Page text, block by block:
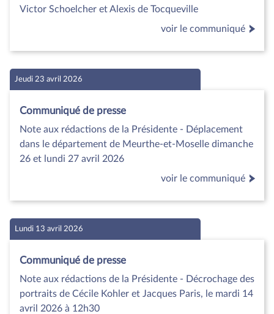
Victor Schoelcher et Alexis de Tocqueville
voir le communiqué
Jeudi 23 avril 2026
Communiqué de presse
Note aux rédactions de la Présidente - Déplacement
dans le département de Meurthe-et-Moselle dimanche
26 et lundi 27 avril 2026
voir le communiqué
Lundi 13 avril 2026
Communiqué de presse
Note aux rédactions de la Présidente - Décrochage des
portraits de Cécile Kohler et Jacques Paris, le mardi 14
avril 2026 à 12h30